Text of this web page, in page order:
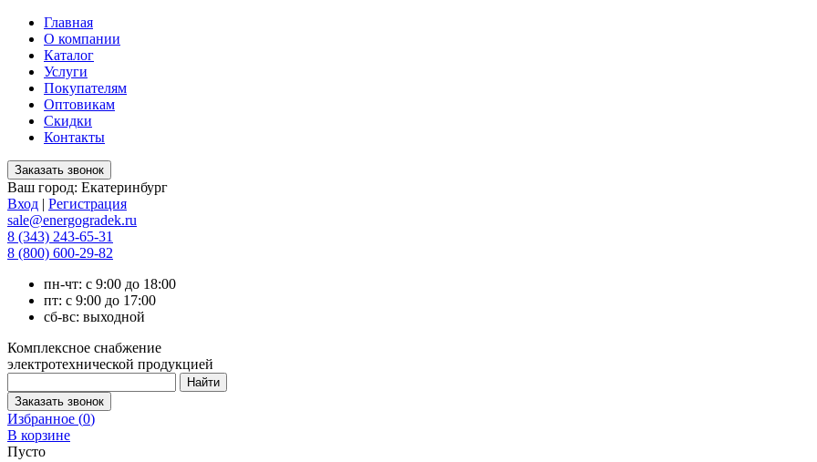
Главная
О компании
Каталог
Услуги
Покупателям
Оптовикам
Скидки
Контакты
Ваш город: Екатеринбург
Вход | Регистрация
sale@energogradek.ru
8 (343) 243-65-31
8 (800) 600-29-82
пн-чт: с 9:00 до 18:00
пт: с 9:00 до 17:00
сб-вс: выходной
Комплексное снабжение
электротехнической продукцией
Избранное (0)
В корзине
Пусто